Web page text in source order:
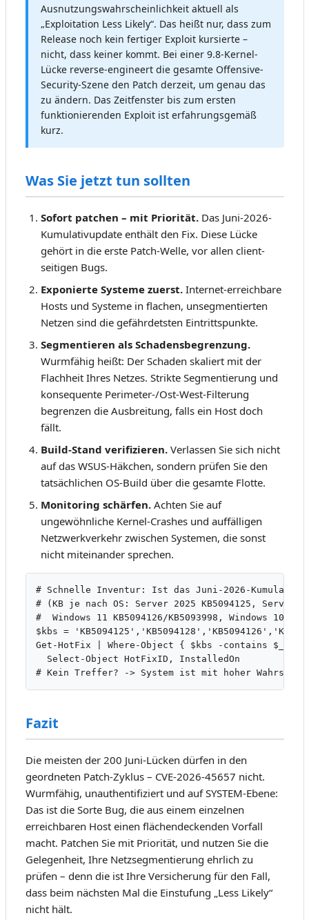
Ausnutzungswahrscheinlichkeit aktuell als
„Exploitation Less Likely“. Das heißt nur, dass zum
Release noch kein fertiger Exploit kursierte –
nicht, dass keiner kommt. Bei einer 9.8-Kernel-
Lücke reverse-engineert die gesamte Offensive-
Security-Szene den Patch derzeit, um genau das
zu ändern. Das Zeitfenster bis zum ersten
funktionierenden Exploit ist erfahrungsgemäß
kurz.
Was Sie jetzt tun sollten
Sofort patchen – mit Priorität. Das Juni-2026-
Kumulativupdate enthält den Fix. Diese Lücke
gehört in die erste Patch-Welle, vor allen client-
seitigen Bugs.
Exponierte Systeme zuerst. Internet-erreichbare
Hosts und Systeme in flachen, unsegmentierten
Netzen sind die gefährdetsten Eintrittspunkte.
Segmentieren als Schadensbegrenzung.
Wurmfähig heißt: Der Schaden skaliert mit der
Flachheit Ihres Netzes. Strikte Segmentierung und
konsequente Perimeter-/Ost-West-Filterung
begrenzen die Ausbreitung, falls ein Host doch
fällt.
Build-Stand verifizieren. Verlassen Sie sich nicht
auf das WSUS-Häkchen, sondern prüfen Sie den
tatsächlichen OS-Build über die gesamte Flotte.
Monitoring schärfen. Achten Sie auf
ungewöhnliche Kernel-Crashes und auffälligen
Netzwerkverkehr zwischen Systemen, die sonst
nicht miteinander sprechen.
# Schnelle Inventur: Ist das Juni-2026-
# (KB je nach OS: Server 2025 KB5094125, Server
#  Windows 11 KB5094126/KB5093998, Windows 10
$kbs =
Get-HotFix | Where-Object { $kbs -contains
  Select-Object HotFixID, InstalledOn
# Kein Treffer? -> System ist mit hoher
Fazit
Die meisten der 200 Juni-Lücken dürfen in den
geordneten Patch-Zyklus – CVE-2026-45657 nicht.
Wurmfähig, unauthentifiziert und auf SYSTEM-Ebene:
Das ist die Sorte Bug, die aus einem einzelnen
erreichbaren Host einen flächendeckenden Vorfall
macht. Patchen Sie mit Priorität, und nutzen Sie die
Gelegenheit, Ihre Netzsegmentierung ehrlich zu
prüfen – denn die ist Ihre Versicherung für den Fall,
dass beim nächsten Mal die Einstufung „Less Likely“
nicht hält.